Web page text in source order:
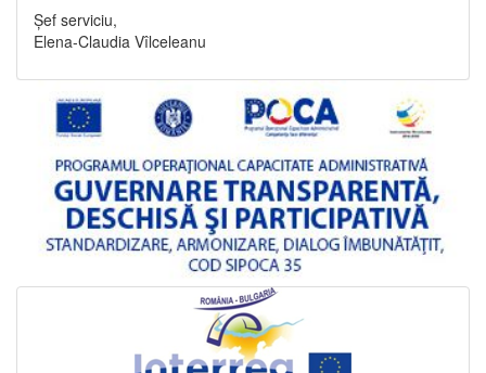
Șef serviciu,
Elena-Claudia Vîlceleanu